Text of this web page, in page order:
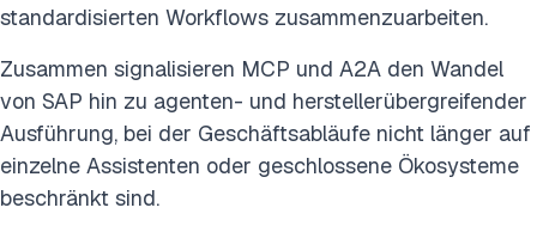
standardisierten Workflows zusammenzuarbeiten.
Zusammen signalisieren MCP und A2A den Wandel
von SAP hin zu agenten- und herstellerübergreifender
Ausführung, bei der Geschäftsabläufe nicht länger auf
einzelne Assistenten oder geschlossene Ökosysteme
beschränkt sind.